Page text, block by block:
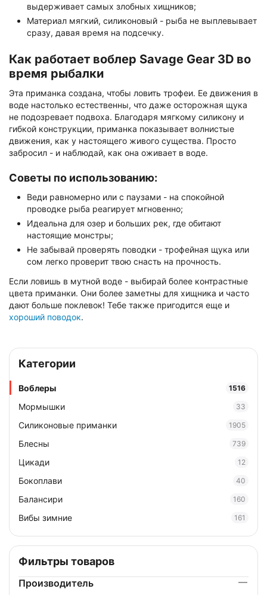
выдерживает самых злобных хищников;
Материал мягкий, силиконовый - рыба не выплевывает
сразу, давая время на подсечку.
Как работает воблер Savage Gear 3D во
время рыбалки
Эта приманка создана, чтобы ловить трофеи. Ее движения в
воде настолько естественны, что даже осторожная щука
не подозревает подвоха. Благодаря мягкому силикону и
гибкой конструкции, приманка показывает волнистые
движения, как у настоящего живого существа. Просто
забросил - и наблюдай, как она оживает в воде.
Советы по использованию:
Веди равномерно или с паузами - на спокойной
проводке рыба реагирует мгновенно;
Идеальна для озер и больших рек, где обитают
настоящие монстры;
Не забывай проверять поводки - трофейная щука или
сом легко проверит твою снасть на прочность.
Если ловишь в мутной воде - выбирай более контрастные
цвета приманки. Они более заметны для хищника и часто
дают больше поклевок! Тебе также пригодится еще и
хороший поводок.
Категории
Воблеры 1516
Мормышки 33
Силиконовые приманки 1905
Блесны 739
Цикади 12
Бокоплави 40
Балансири 160
Вибы зимние 161
Фильтры товаров
Производитель